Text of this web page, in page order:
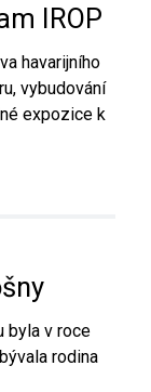
IROP
havarijního
vybudování
expozice k
byla v roce
rodina